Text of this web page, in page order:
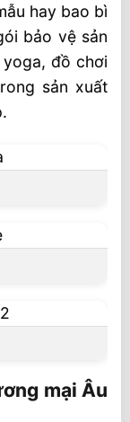
hay bao bì
bảo vệ sản
đồ chơi
sản xuất
mại Âu